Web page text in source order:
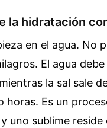
la hidratación
en el agua. No
El agua
la sal sale
horas. Es un
uno sublime